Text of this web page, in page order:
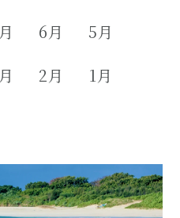
6月
5月
2月 1月